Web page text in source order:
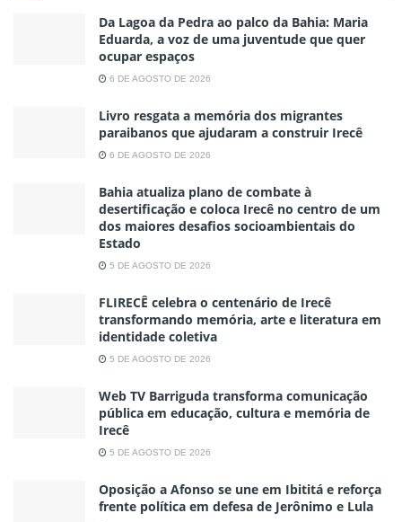
Da Lagoa da Pedra ao palco da Bahia: Maria
Eduarda, a voz de uma juventude que quer
ocupar espaços
6 DE AGOSTO DE 2026
Livro resgata a memória dos migrantes
paraibanos que ajudaram a construir Irecê
6 DE AGOSTO DE 2026
Bahia atualiza plano de combate à
desertificação e coloca Irecê no centro de um
dos maiores desafios socioambientais do
Estado
5 DE AGOSTO DE 2026
FLIRECÊ celebra o centenário de Irecê
transformando memória, arte e literatura em
identidade coletiva
5 DE AGOSTO DE 2026
Web TV Barriguda transforma comunicação
pública em educação, cultura e memória de
Irecê
5 DE AGOSTO DE 2026
Oposição a Afonso se une em Ibititá e reforça
frente política em defesa de Jerônimo e Lula